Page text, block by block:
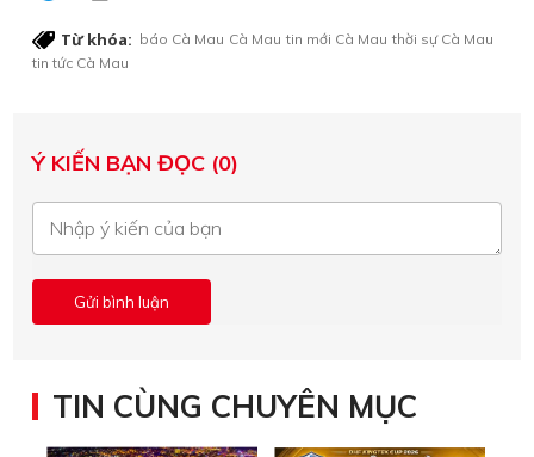
Từ khóa: báo Cà Mau Cà Mau tin mới Cà Mau thời sự Cà Mau
tin tức Cà Mau
Ý KIẾN BẠN ĐỌC (0)
TIN CÙNG CHUYÊN MỤC